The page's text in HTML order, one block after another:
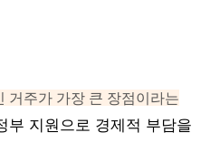
거주가 가장 큰 장점이라는
부 지원으로 경제적 부담을